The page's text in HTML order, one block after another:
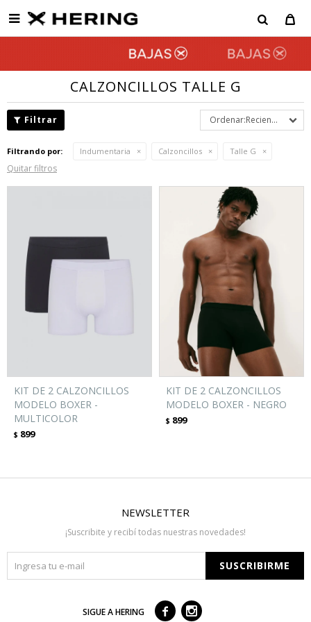

CALZONCILLOS TALLE G
Recientes
Filtrando por: Indumentaria Calzoncillos Talle G
Quitar filtros
KIT DE 2 CALZONCILLOS
MODELO BOXER -
MULTICOLOR
$ 899
KIT DE 2 CALZONCILLOS
MODELO BOXER - NEGRO
$ 899
NEWSLETTER
¡Suscribite y recibí todas nuestras novedades!
SUSCRIBIRME
SIGUE A HERING  